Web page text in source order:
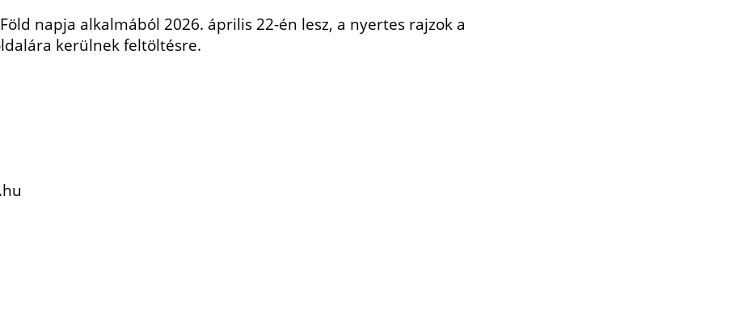
napja alkalmából 2026. április 22-én lesz, a nyertes rajzok a
kerülnek feltöltésre.